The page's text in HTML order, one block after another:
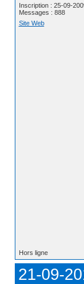
Inscription : 25-09-
Messages : 888
Site Web
Hors ligne
21-09-